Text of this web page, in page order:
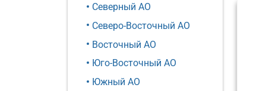
Северный АО
Северо-Восточный АО
Восточный АО
Юго-Восточный АО
Южный АО